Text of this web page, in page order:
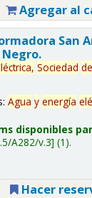
Agregar al
San
Sociedad de
Agua y energía
disponibles
A282/v.3 (1).
Hacer